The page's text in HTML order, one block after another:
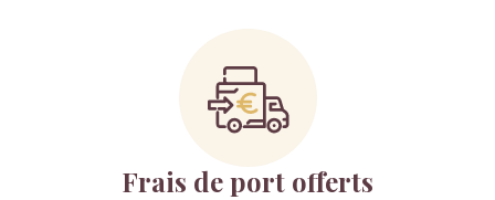
Frais de port offerts